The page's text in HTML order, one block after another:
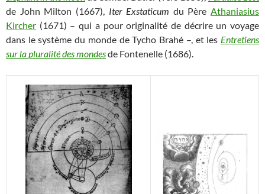
de John Milton (1667), Iter Exstaticum du Père Athaniasius
Kircher (1671) – qui a pour originalité de décrire un voyage
dans le système du monde de Tycho Brahé –, et les Entretiens
sur la pluralité des mondesde Fontenelle (1686).